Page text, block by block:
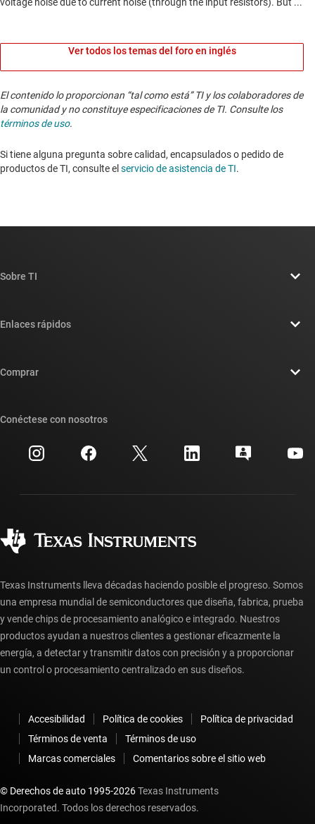
Ver todos los temas del foro en inglés
El contenido lo proporcionan “tal como está” TI y los colaboradores de
la comunidad y no constituye especificaciones de TI. Consulte los
términos de uso.
Si tiene alguna pregunta sobre calidad, encapsulados o pedido de
productos de TI, consulte el servicio de asistencia de TI. ​​​​​​​​​​​​​​
Sobre TI
Sala de redacción
Relaciones con los inversionistas
Fabricación
Enlaces rápidos
Búsqueda de referencias cruzadas
Centro de atención al cliente
Preguntas frecuentes sobre la cuenta myTI
Comprar
Preguntas frecuentes sobre pedidos
Conéctese con nosotros
Texas Instruments lleva décadas haciendo posible el progreso. Somos
una empresa mundial de semiconductores que diseña, fabrica, prueba
y vende chips de procesamiento analógico e integrado. Nuestros
productos ayudan a nuestros clientes a gestionar eficazmente la
energía, a detectar y transmitir datos con precisión y a proporcionar
un control o procesamiento centralizado en sus diseños.
Accesibilidad Política de cookies
Política de privacidad
Términos de venta
Términos de uso
Marcas comerciales
Comentarios sobre el sitio web
© Derechos de auto 1995-2026Texas Instruments
Incorporated. Todos los derechos reservados.